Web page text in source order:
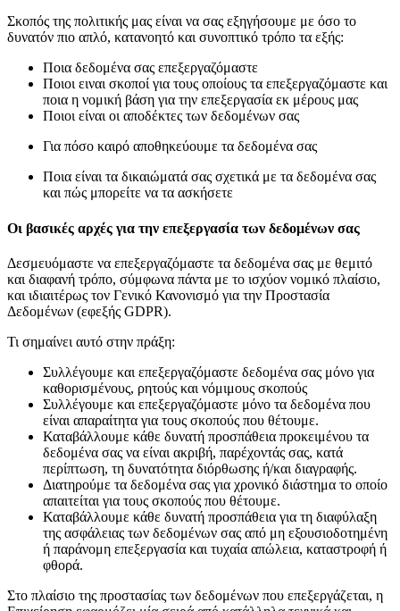
Σκοπός της πολιτικής μας είναι να σας εξηγήσουμε με όσο το
δυνατόν πιο απλό, κατανοητό και συνοπτικό τρόπο τα εξής:
Ποια δεδομένα σας επεξεργαζόμαστε
Ποιοι ειναι σκοποί για τους οποίους τα επεξεργαζόμαστε και
ποια η νομική βάση για την επεξεργασία εκ μέρους μας
Ποιοι είναι οι αποδέκτες των δεδομένων σας
Για πόσο καιρό αποθηκεύουμε τα δεδομένα σας
Ποια είναι τα δικαιώματά σας σχετικά με τα δεδομένα σας
και πώς μπορείτε να τα ασκήσετε
Οι βασικές αρχές για την επεξεργασία των δεδομένων σας
Δεσμευόμαστε να επεξεργαζόμαστε τα δεδομένα σας με θεμιτό
και διαφανή τρόπο, σύμφωνα πάντα με το ισχύον νομικό πλαίσιο,
και ιδιαιτέρως τον Γενικό Κανονισμό για την Προστασία
Δεδομένων (εφεξής GDPR).
Τι σημαίνει αυτό στην πράξη:
Συλλέγουμε και επεξεργαζόμαστε δεδομένα σας μόνο για
καθορισμένους, ρητούς και νόμιμους σκοπούς
Συλλέγουμε και επεξεργαζόμαστε μόνο τα δεδομένα που
είναι απαραίτητα για τους σκοπούς που θέτουμε.
Καταβάλλουμε κάθε δυνατή προσπάθεια προκειμένου τα
δεδομένα σας να είναι ακριβή, παρέχοντάς σας, κατά
περίπτωση, τη δυνατότητα διόρθωσης ή/και διαγραφής.
Διατηρούμε τα δεδομένα σας για χρονικό διάστημα το οποίο
απαιτείται για τους σκοπούς που θέτουμε.
Καταβάλλουμε κάθε δυνατή προσπάθεια για τη διαφύλαξη
της ασφάλειας των δεδομένων σας από μη εξουσιοδοτημένη
ή παράνομη επεξεργασία και τυχαία απώλεια, καταστροφή ή
φθορά.
Στο πλαίσιο της προστασίας των δεδομένων που επεξεργάζεται, η